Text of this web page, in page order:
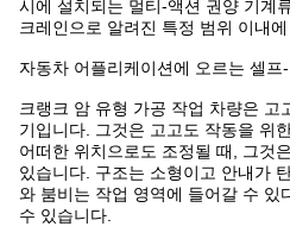
시에 설치되는 멀티-액션 권양 기계
크레인으로 알려진 특정 범위 이내
자동차 어플리케이션에 오르는 셀프
크랭크 암 유형 가공 작업 차량은 고
기입니다. 그것은 고고도 작동을 위
어떠한 위치으로도 조정될 때, 그것
있습니다. 구조는 소형이고 안내가
와 붐비는 작업 영역에 들어갈 수 있
수 있습니다.